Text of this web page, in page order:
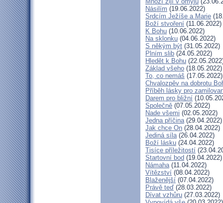
Násilím (19.06.2022)
Srdcím Ježíše a Marie
Boží stvoření (11.06.2022)
K Bohu (10.06.2022)
Na sklonku (04.06.2022)
S někým být (31.05.2022)
Plním slib (24.05.2022)
Hledět k Bohu
Základ všeho (18.05.2022)
To, co nemáš (17.05.2022)
Chvalozpěv na dobrotu
Příběh lásky pro
Darem pro bližní
Společně (07.05.2022)
Nade všemi (02.05.2022)
Jedna příčina(29.04.2022)
Jak chce On (28.04.2022)
Jediná síla(26.04.2022)
Boží lásku (24.04.2022)
Tisíce příležitostí
Startovní bod (19.04.2022)
Námaha(11.04.2022)
Vítězství (08.04.2022)
Blaženější (07.04.2022)
Právě teď (28.03.2022)
Dívat vzhůru (27.03.2022)